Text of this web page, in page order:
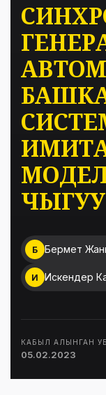
ЧЫГУУ
Б Бермет
И Искендер
КАБЫЛ АЛЫНГАН
05.02.2023